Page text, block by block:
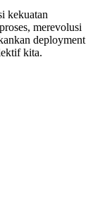
kekuatan
merevolusi
deployment
kita.